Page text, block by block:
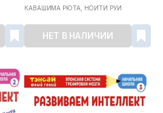
КАВАШИМА РЮТА, НОИТИ РУИ
НЕТ В НАЛИЧИИ